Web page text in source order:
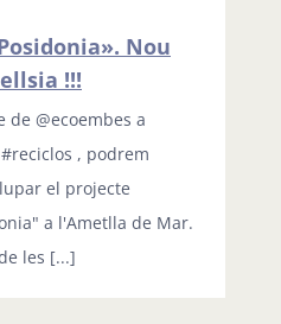
Nou
!!!
de @ecoembes a
, podrem
el projecte
a l'Ametlla de Mar.
les [...]